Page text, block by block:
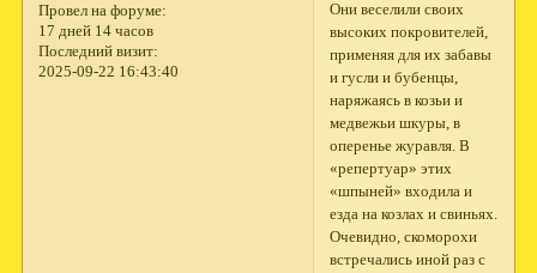
Провел на форуме:
17 дней 14 часов
Последний визит:
2025-09-22 16:43:40
Они веселили своих
высоких покровителей,
применяя для их забавы
и гусли и бубенцы,
наряжаясь в козьи и
медвежьи шкуры, в
оперенье журавля. В
«репертуар» этих
«шпыней» входила и
езда на козлах и свиньях.
Очевидно, скоморохи
встречались иной раз с